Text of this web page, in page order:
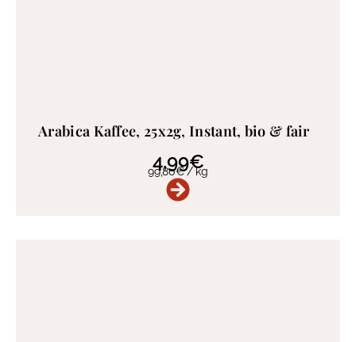
Arabica Kaffee, 25x2g, Instant, bio & fair
4,99€
99,80€/kg